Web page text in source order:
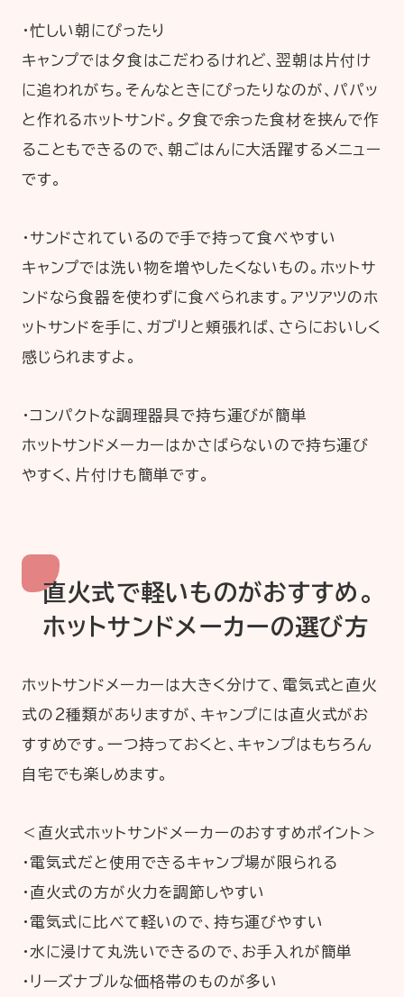
・忙しい朝にぴったり
キャンプでは夕食はこだわるけれど、翌朝は片付け
に追われがち。そんなときにぴったりなのが、パパッ
と作れるホットサンド。夕食で余った食材を挟んで作
ることもできるので、朝ごはんに大活躍するメニュー
です。
・サンドされているので手で持って食べやすい
キャンプでは洗い物を増やしたくないもの。ホットサ
ンドなら食器を使わずに食べられます。アツアツのホ
ットサンドを手に、ガブリと頬張れば、さらにおいしく
感じられますよ。
・コンパクトな調理器具で持ち運びが簡単
ホットサンドメーカーはかさばらないので持ち運び
やすく、片付けも簡単です。
直火式で軽いものがおすすめ。
ホットサンドメーカーの選び方
ホットサンドメーカーは大きく分けて、電気式と直火
式の2種類がありますが、キャンプには直火式がお
すすめです。一つ持っておくと、キャンプはもちろん
自宅でも楽しめます。
＜直火式ホットサンドメーカーのおすすめポイント＞
・電気式だと使用できるキャンプ場が限られる
・直火式の方が火力を調節しやすい
・電気式に比べて軽いので、持ち運びやすい
・水に浸けて丸洗いできるので、お手入れが簡単
・リーズナブルな価格帯のものが多い